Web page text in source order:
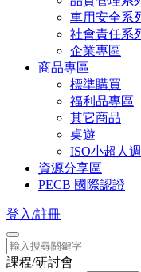
車用安全系
社會責任系
企業專區
商品專區
標準購買
福利品專區
其它商品
桌遊
ISO小超人
資源分享區
PECB 國際認證
登入/註冊
課程/研討會